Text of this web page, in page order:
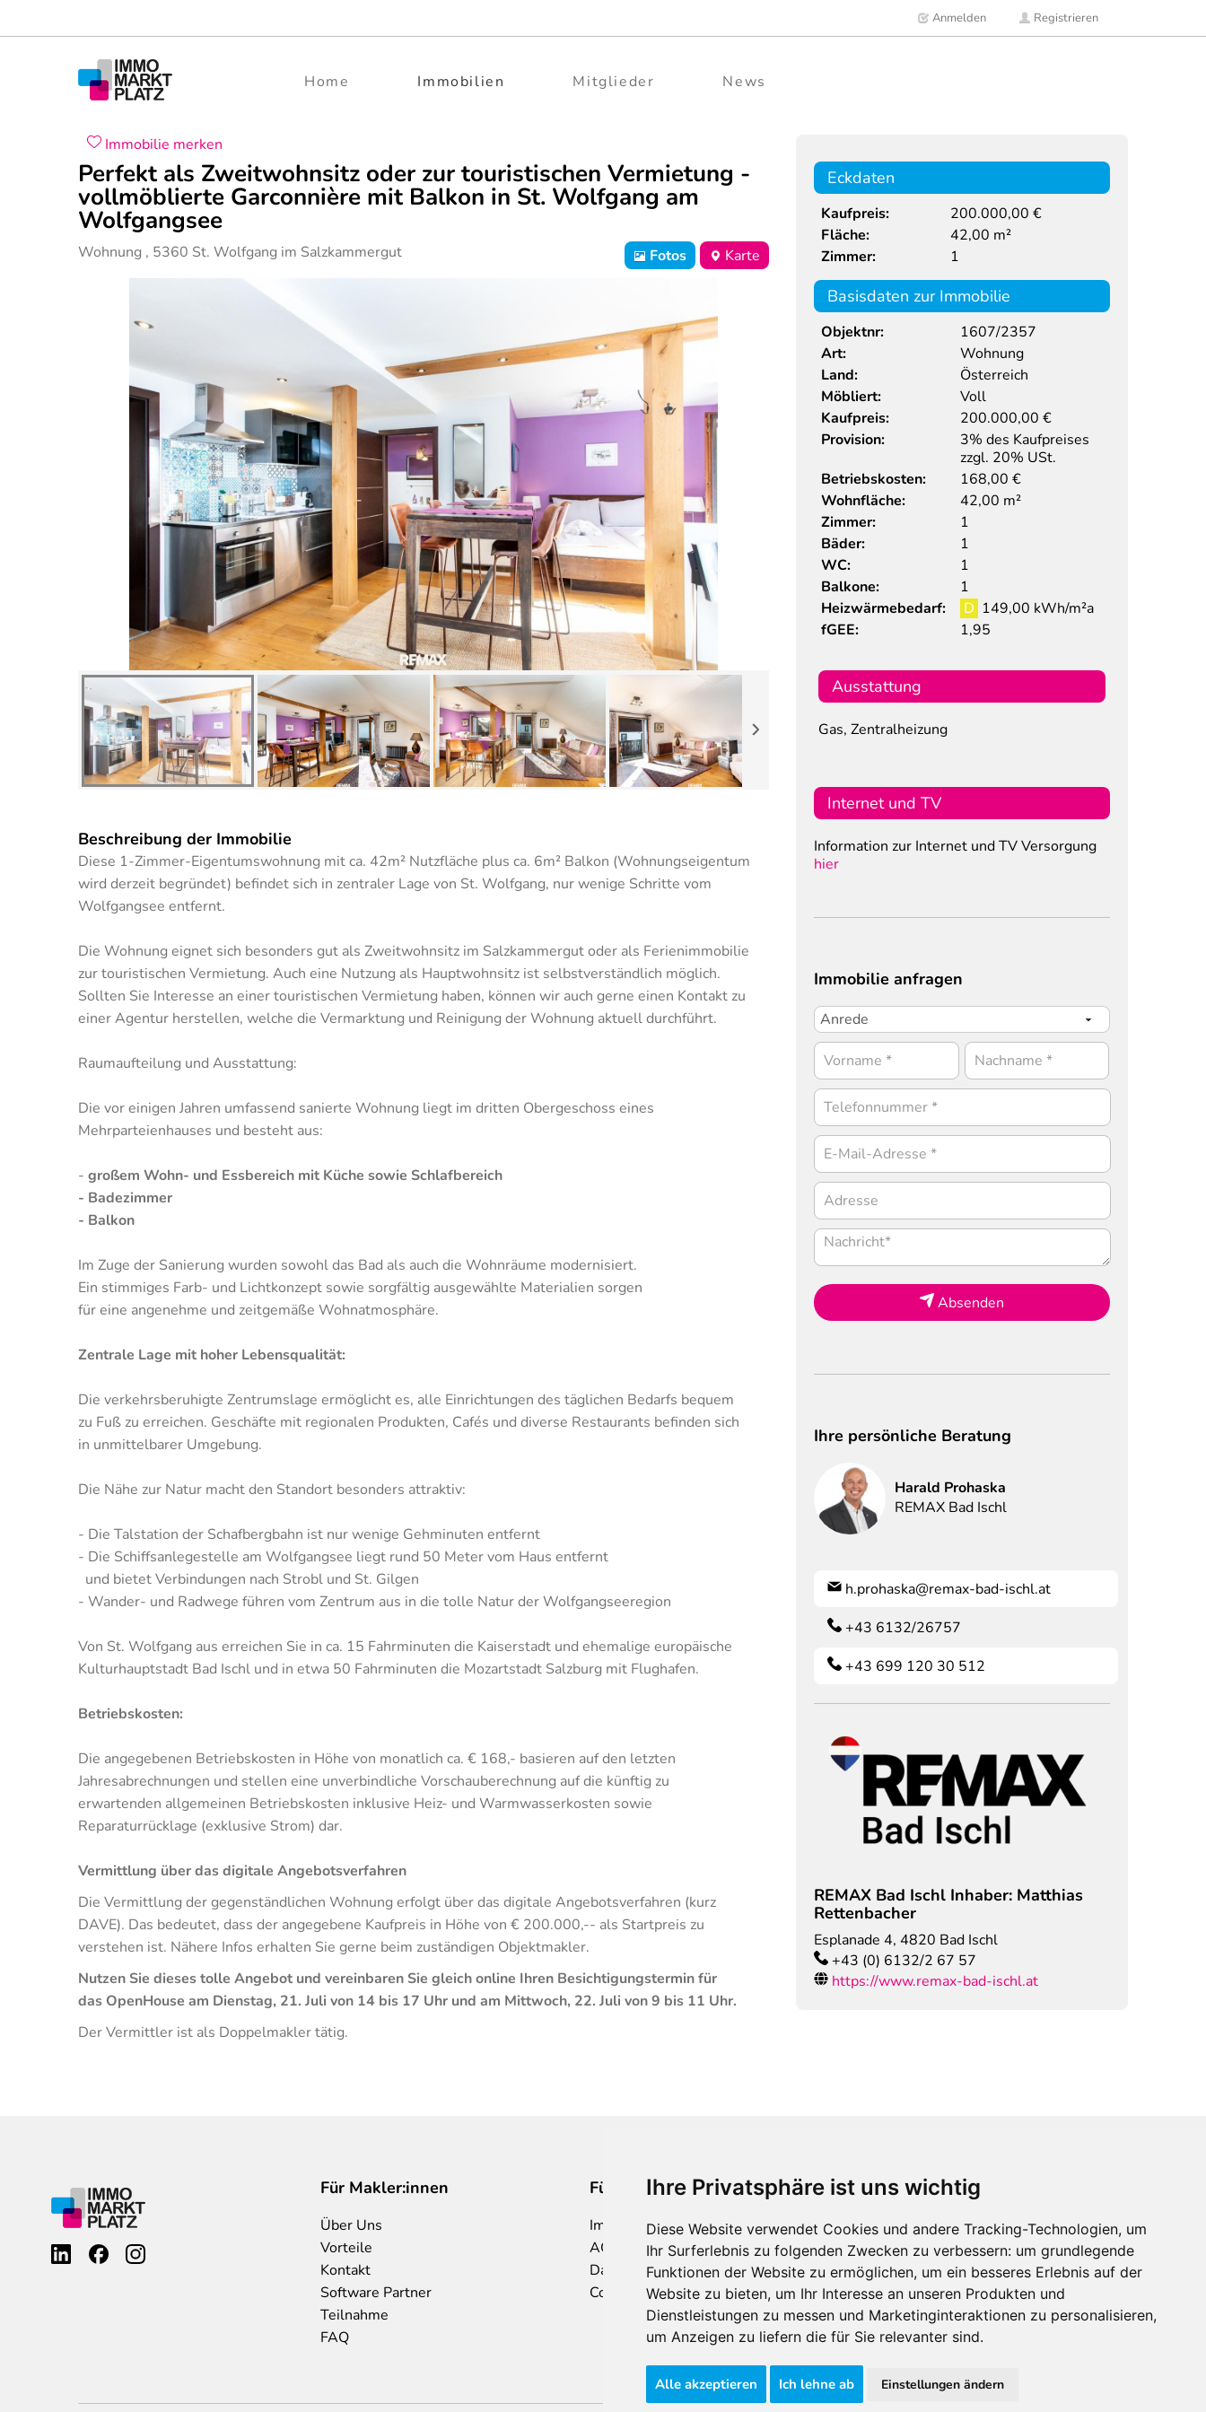
Ihre Privatsphäre ist uns wichtig
Diese Website verwendet Cookies und andere Tracking-Technologien, um
Ihr Surferlebnis zu folgenden Zwecken zu verbessern: um grundlegende
Funktionen der Website zu ermöglichen, um ein besseres Erlebnis auf der
Website zu bieten, um Ihr Interesse an unseren Produkten und
Dienstleistungen zu messen und Marketinginteraktionen zu personalisieren,
um Anzeigen zu liefern die für Sie relevanter sind.
Alle akzeptieren Ich lehne ab Einstellungen ändern
Anmelden Registrieren
Home Immobilien Mitglieder News
Immobilie merken
Perfekt als Zweitwohnsitz oder zur touristischen Vermietung -
vollmöblierte Garconnière mit Balkon in St. Wolfgang am
Wolfgangsee
Wohnung , 5360 St. Wolfgang im Salzkammergut Fotos Karte
Beschreibung der Immobilie
Diese 1-Zimmer-Eigentumswohnung mit ca. 42m² Nutzfläche plus ca. 6m² Balkon (Wohnungseigentum
wird derzeit begründet) befindet sich in zentraler Lage von St. Wolfgang, nur wenige Schritte vom
Wolfgangsee entfernt.
Die Wohnung eignet sich besonders gut als Zweitwohnsitz im Salzkammergut oder als Ferienimmobilie
zur touristischen Vermietung. Auch eine Nutzung als Hauptwohnsitz ist selbstverständlich möglich.
Sollten Sie Interesse an einer touristischen Vermietung haben, können wir auch gerne einen Kontakt zu
einer Agentur herstellen, welche die Vermarktung und Reinigung der Wohnung aktuell durchführt.
Raumaufteilung und Ausstattung:
Die vor einigen Jahren umfassend sanierte Wohnung liegt im dritten Obergeschoss eines
Mehrparteienhauses und besteht aus:
- großem Wohn- und Essbereich mit Küche sowie Schlafbereich
- Badezimmer
- Balkon
Im Zuge der Sanierung wurden sowohl das Bad als auch die Wohnräume modernisiert.
Ein stimmiges Farb- und Lichtkonzept sowie sorgfältig ausgewählte Materialien sorgen
für eine angenehme und zeitgemäße Wohnatmosphäre.
Zentrale Lage mit hoher Lebensqualität:
Die verkehrsberuhigte Zentrumslage ermöglicht es, alle Einrichtungen des täglichen Bedarfs bequem
zu Fuß zu erreichen. Geschäfte mit regionalen Produkten, Cafés und diverse Restaurants befinden sich
in unmittelbarer Umgebung.
Die Nähe zur Natur macht den Standort besonders attraktiv:
- Die Talstation der Schafbergbahn ist nur wenige Gehminuten entfernt
- Die Schiffsanlegestelle am Wolfgangsee liegt rund 50 Meter vom Haus entfernt
und bietet Verbindungen nach Strobl und St. Gilgen
- Wander- und Radwege führen vom Zentrum aus in die tolle Natur der Wolfgangseeregion
Von St. Wolfgang aus erreichen Sie in ca. 15 Fahrminuten die Kaiserstadt und ehemalige europäische
Kulturhauptstadt Bad Ischl und in etwa 50 Fahrminuten die Mozartstadt Salzburg mit Flughafen.
Betriebskosten:
Die angegebenen Betriebskosten in Höhe von monatlich ca. € 168,- basieren auf den letzten
Jahresabrechnungen und stellen eine unverbindliche Vorschauberechnung auf die künftig zu
erwartenden allgemeinen Betriebskosten inklusive Heiz- und Warmwasserkosten sowie
Reparaturrücklage (exklusive Strom) dar.
Vermittlung über das digitale Angebotsverfahren
Die Vermittlung der gegenständlichen Wohnung erfolgt über das digitale Angebotsverfahren (kurz
DAVE). Das bedeutet, dass der angegebene Kaufpreis in Höhe von € 200.000,-- als Startpreis zu
verstehen ist. Nähere Infos erhalten Sie gerne beim zuständigen Objektmakler.
Nutzen Sie dieses tolle Angebot und vereinbaren Sie gleich online Ihren Besichtigungstermin für
das OpenHouse am Dienstag, 21. Juli von 14 bis 17 Uhr und am Mittwoch, 22. Juli von 9 bis 11 Uhr.
Der Vermittler ist als Doppelmakler tätig.
Eckdaten
Kaufpreis:
200.000,00 €
Fläche:
42,00 m²
Zimmer:
1
Basisdaten zur Immobilie
Objektnr:
1607/2357
Art:
Wohnung
Land:
Österreich
Möbliert:
Voll
Kaufpreis:
200.000,00 €
Provision:
3% des Kaufpreises
zzgl. 20% USt.
Betriebskosten:
168,00 €
Wohnfläche:
42,00 m²
Zimmer:
1
Bäder:
1
WC:
1
Balkone:
1
Heizwärmebedarf:
D 149,00 kWh/m²a
fGEE:
1,95
Ausstattung
Gas, Zentralheizung
Internet und TV
Information zur Internet und TV Versorgung
hier
Immobilie anfragen
Absenden
Ihre persönliche Beratung
Harald Prohaska
REMAX Bad Ischl
h.prohaska@remax-bad-ischl.at
+43 6132/26757
+43 699 120 30 512
REMAX Bad Ischl Inhaber: Matthias
Rettenbacher
Esplanade 4, 4820 Bad Ischl
+43 (0) 6132/2 67 57
https://www.remax-bad-ischl.at
Für Makler:innen
Über Uns
Vorteile
Kontakt
Software Partner
Teilnahme
FAQ
Für Makler:innen
Impressum
AGB
Datenschutzklärung
Cookie Richtlinie
Immobilienmarktplatz Newsletter
Erhalten Sie regelmäßig Neuigkeiten und
Serviceangebote zu Themen rund um die
Immobilie.